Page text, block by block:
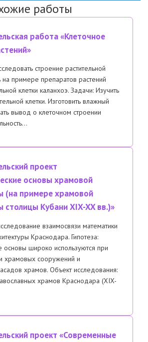
работы
работа «Клеточное
строение растительной
на примере препаратов растений
клетки каланхоэ. Задачи: Изучить
клетки. Изготовить влажный
вывод о клеточном строении
проект
основы храмовой
(на примере храмовой
столицы Кубани XIX-XX вв.)»
взаимосвязи математики
Краснодара. Гипотеза:
основы широко используются при
храмовых сооружений и
храмов. Объект исследования:
храмов Краснодара (XIX-
проект «Современные